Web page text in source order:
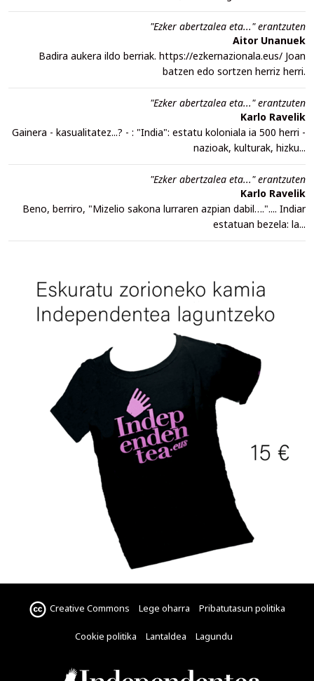
"Ezker abertzalea eta..." erantzuten
Aitor Unanuek
Badira aukera ildo berriak. https://ezkernazionala.eus/ Joan
batzen edo sortzen herriz herri.
"Ezker abertzalea eta..." erantzuten
Karlo Ravelik
Gainera - kasualitatez...? - : "India": estatu koloniala ia 500 herri -
nazioak, kulturak, hizku...
"Ezker abertzalea eta..." erantzuten
Karlo Ravelik
Beno, berriro, "Mizelio sakona lurraren azpian dabil….".... Indiar
estatuan bezela: la...
Creative Commons Lege oharra Pribatutasun politika
Cookie politika Lantaldea Lagundu